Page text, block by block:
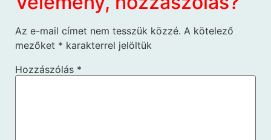
Az e-mail címet nem tesszük közzé. A kötelező
mezőket * karakterrel jelöltük
Hozzászólás *